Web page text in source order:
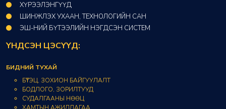
ХҮРЭЭЛЭНГҮҮД​
ШИНЖЛЭХ УХААН, ТЕХНОЛОГИЙН САН​
ЭШ-НИЙ БҮТЭЭЛИЙН НЭГДСЭН СИСТЕМ
ҮНДСЭН ЦЭСҮҮД:
БИДНИЙ ТУХАЙ
БҮТЭЦ, ЗОХИОН БАЙГУУЛАЛТ
БОДЛОГО, ЗОРИЛТУУД
СУДАЛГААНЫ НӨӨЦ